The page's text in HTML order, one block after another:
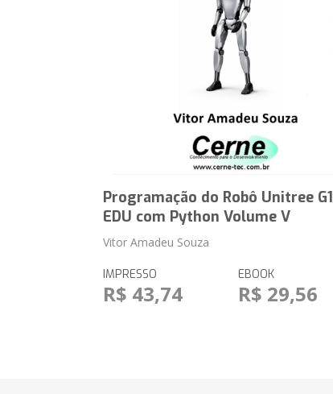
Programação do Robô Unitree G1
EDU com Python Volume V
Vitor Amadeu Souza
IMPRESSO
R$ 43,74
EBOOK
R$ 29,56